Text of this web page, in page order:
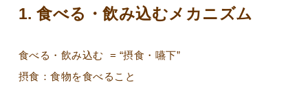
1. 食べる・飲み込むメカニズム
食べる・飲み込む = “摂食・嚥下”
摂食：食物を食べること